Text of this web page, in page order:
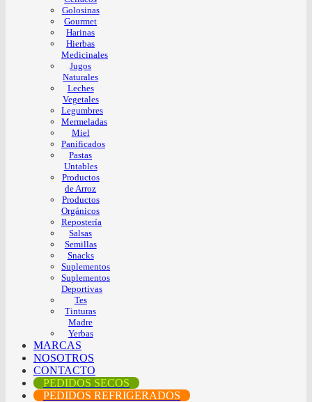
Golosinas
Gourmet
Harinas
Hierbas
Medicinales
Jugos
Naturales
Leches
Vegetales
Legumbres
Mermeladas
Miel
Panificados
Pastas
Untables
Productos
de Arroz
Productos
Orgánicos
Repostería
Salsas
Semillas
Snacks
Suplementos
Suplementos
Deportivas
Tes
Tinturas
Madre
Yerbas
MARCAS
NOSOTROS
CONTACTO
PEDIDOS SECOS
PEDIDOS REFRIGERADOS